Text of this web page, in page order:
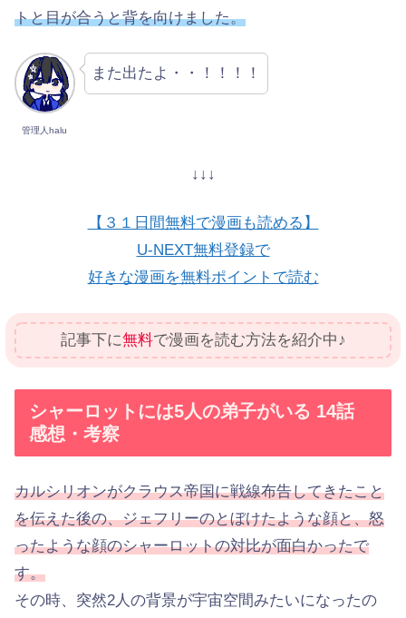
トと目が合うと背を向けました。
管理人halu
また出たよ・・！！！！
↓↓↓
【３１日間無料で漫画も読める】
U-NEXT無料登録で
好きな漫画を無料ポイントで読む
記事下に無料で漫画を読む方法を紹介中♪
シャーロットには5人の弟子がいる 14話
感想・考察
カルシリオンがクラウス帝国に戦線布告してきたこと
を伝えた後の、ジェフリーのとぼけたような顔と、怒
ったような顔のシャーロットの対比が面白かったで
す。
その時、突然2人の背景が宇宙空間みたいになったの